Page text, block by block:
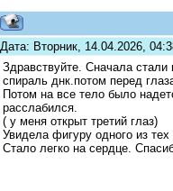
Дата: Вторник, 14.04.2026,
Здравствуйте. Сначала стали
спираль днк.потом перед
Потом на все тело было
расслабился.
( у меня открыт третий глаз)
Увидела фигуру одного из
Стало легко на сердце.